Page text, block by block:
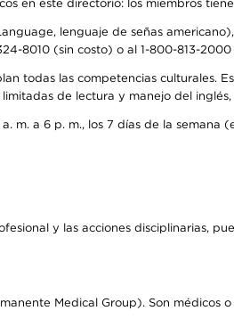
en este directorio: los miembros
lenguaje de señas
8010 (sin costo) o al 1-800-813-
todas las competencias culturales.
de lectura y manejo del
m. a 6 p. m., los 7 días de la semana
y las acciones disciplinarias,
Medical Group). Son